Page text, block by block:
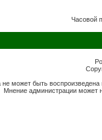
Часовой
может быть
Мнение администрации может